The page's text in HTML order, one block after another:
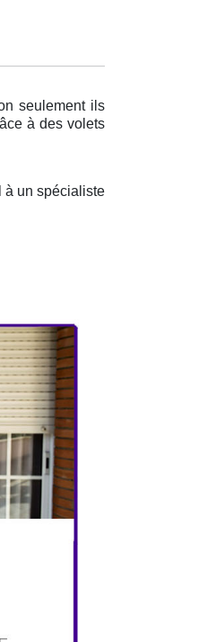
seulement ils
à des volets
à un spécialiste